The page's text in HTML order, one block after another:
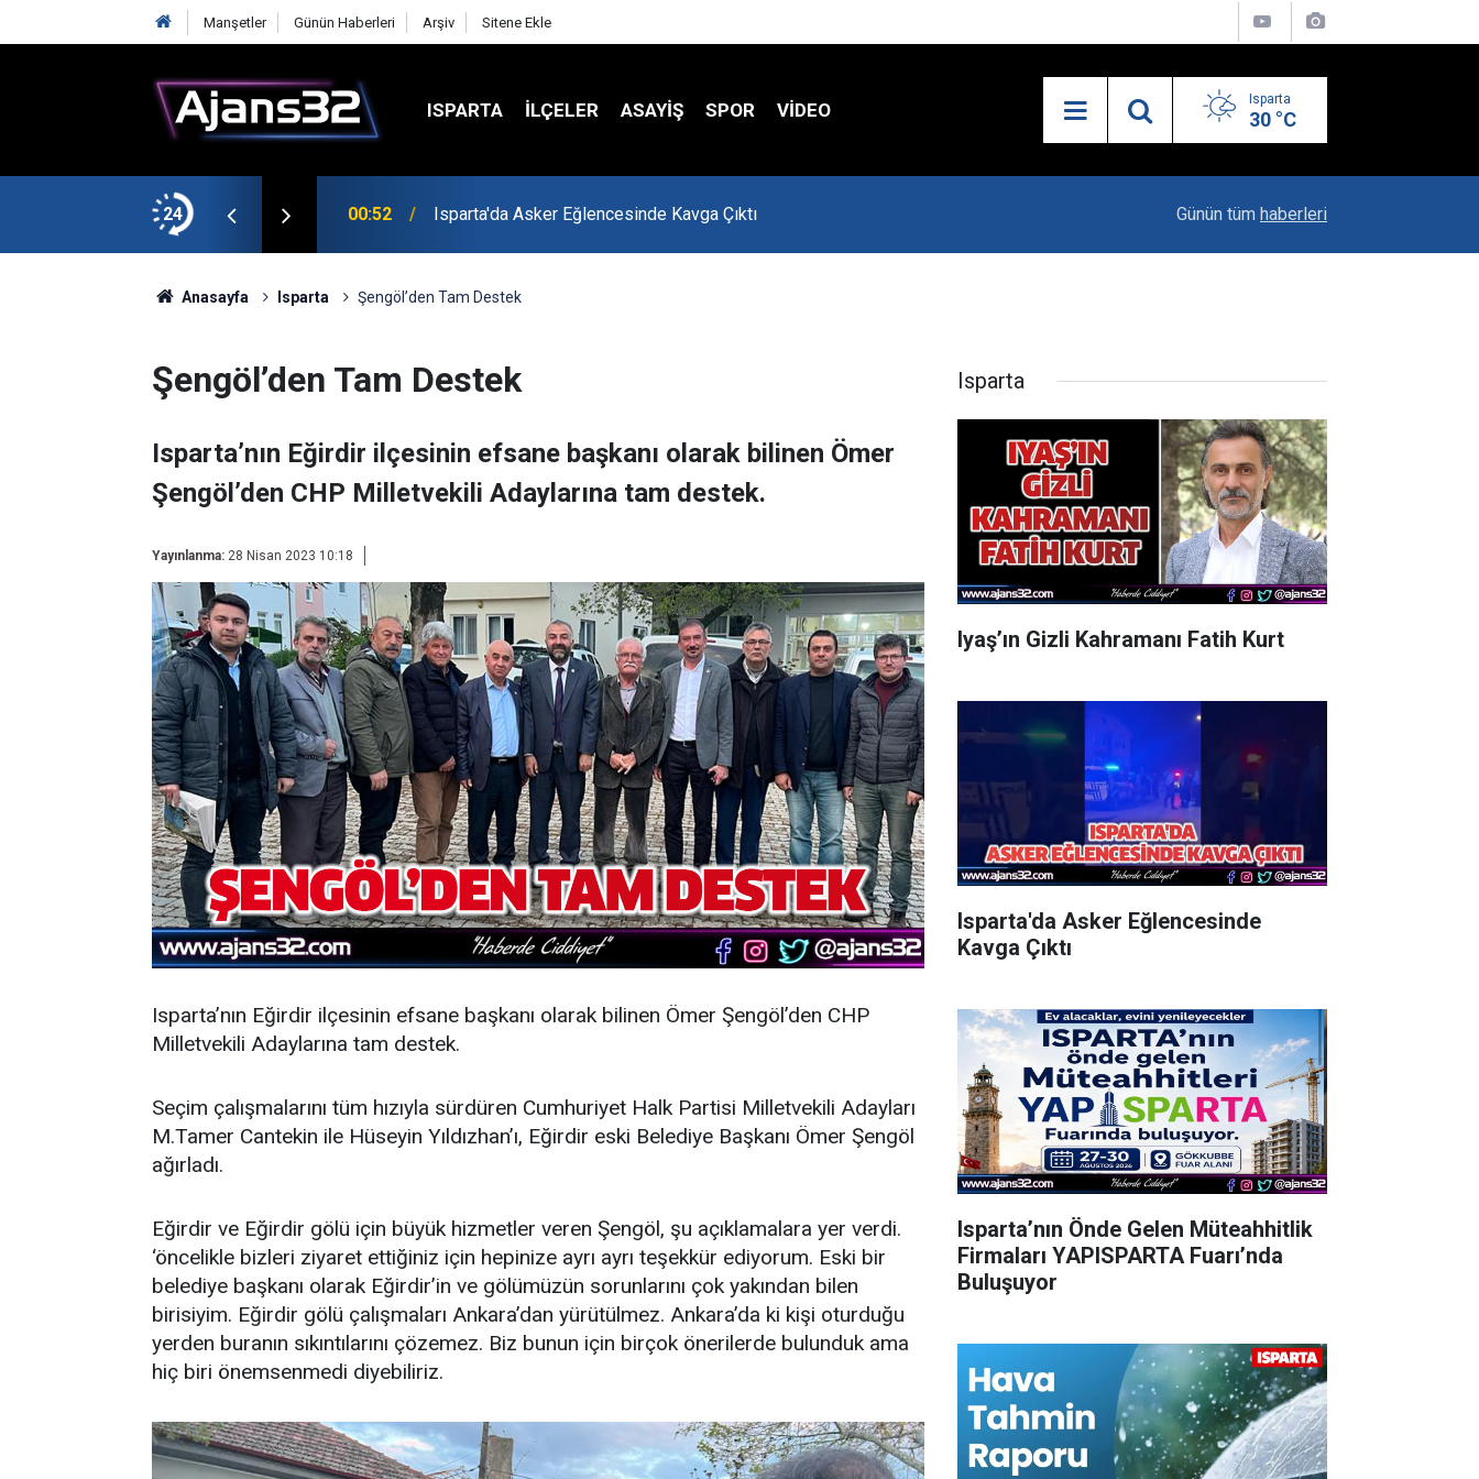
Manşetler Günün Haberleri Arşiv Sitene Ekle
ISPARTA İLÇELER ASAYİŞ SPOR VIDEO Isparta
30 °C
24 00:52 Isparta'da Asker Eğlencesinde Kavga Çıktı Uzaktan Hasta Değerlendirme Sistemi İle Yeni
Günün tüm haberleri
Anasayfa Isparta Şengöl’den Tam Destek
Şengöl’den Tam Destek
Isparta’nın Eğirdir ilçesinin efsane başkanı olarak bilinen Ömer
Şengöl’den CHP Milletvekili Adaylarına tam destek.
Yayınlanma: 28 Nisan 2023 10:18
Isparta’nın Eğirdir ilçesinin efsane başkanı olarak bilinen Ömer Şengöl’den CHP
Milletvekili Adaylarına tam destek.
Seçim çalışmalarını tüm hızıyla sürdüren Cumhuriyet Halk Partisi Milletvekili Adayları
M.Tamer Cantekin ile Hüseyin Yıldızhan’ı, Eğirdir eski Belediye Başkanı Ömer Şengöl
ağırladı.
Eğirdir ve Eğirdir gölü için büyük hizmetler veren Şengöl, şu açıklamalara yer verdi.
‘öncelikle bizleri ziyaret ettiğiniz için hepinize ayrı ayrı teşekkür ediyorum. Eski bir
belediye başkanı olarak Eğirdir’in ve gölümüzün sorunlarını çok yakından bilen
birisiyim. Eğirdir gölü çalışmaları Ankara’dan yürütülmez. Ankara’da ki kişi oturduğu
yerden buranın sıkıntılarını çözemez. Biz bunun için birçok önerilerde bulunduk ama
hiç biri önemsenmedi diyebiliriz.
Isparta
Iyaş’ın Gizli Kahramanı Fatih Kurt
Isparta'da Asker Eğlencesinde
Kavga Çıktı
Isparta’nın Önde Gelen Müteahhitlik
Firmaları YAPISPARTA Fuarı’nda
Buluşuyor